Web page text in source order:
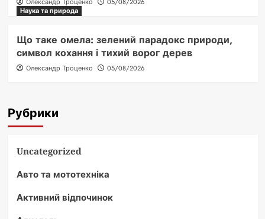
Наука та природа
Що таке омела: зелений парадокс природи,
символ кохання і тихий ворог дерев
Олександр Троценко 05/08/2026
Рубрики
Uncategorized
Авто та мототехніка
Активний відпочинок